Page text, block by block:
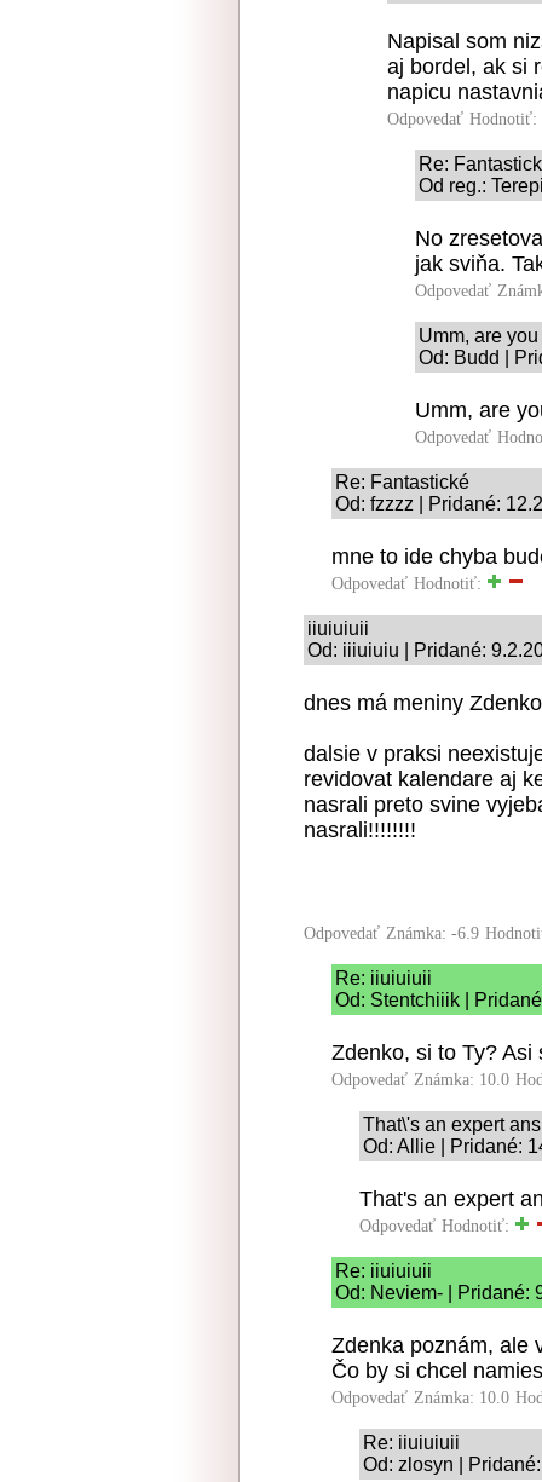
Napisal som
aj bordel, ak si
napicu
Odpovedať Hodnotiť:
Re:
Od reg.:
No
jak sviňa.
Odpovedať
Umm, are
Od: Budd |
Umm, are
Odpovedať
Re: Fantastické
Od: fzzzz | Pridané:
mne to ide chyba
Odpovedať Hodnotiť:
iiuiuiuii
Od: iiiuiuiu | Pridané:
dnes má meniny Zdenko
dalsie v praksi
revidovat kalendare aj
nasrali preto svine
nasrali!!!!!!!!
Odpovedať Známka: -6.9
Re: iiuiuiuii
Od: Stentchiiik |
Zdenko, si to Ty?
Odpovedať Známka: 10.0
That\'s an expert ans
Od: Allie | Pridané:
That's an expert
Odpovedať Hodnotiť:
Re: iiuiuiuii
Od: Neviem- | Pridané:
Zdenka poznám, ale
Čo by si chcel
Odpovedať Známka: 10.0
Re: iiuiuiuii
Od: zlosyn |